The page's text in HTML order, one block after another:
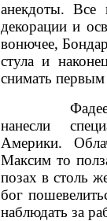
анекдоты. Все
декорации и
вонючее,
стула и
снимать
Фадеева
нанесли
Америки.
Максим то
позах в столь
бог
наблюдать за